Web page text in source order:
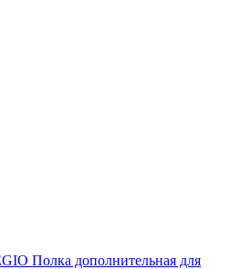
Полка дополнительная для